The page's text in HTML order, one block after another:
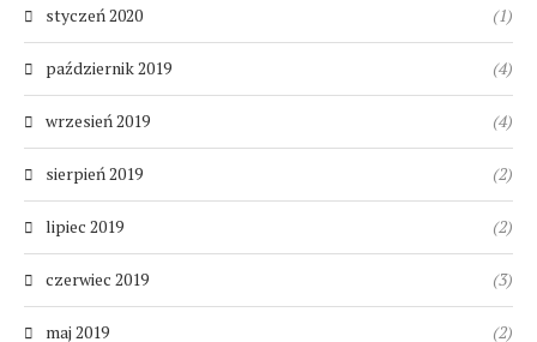
styczeń 2020 (1)
październik 2019 (4)
wrzesień 2019 (4)
sierpień 2019 (2)
lipiec 2019 (2)
czerwiec 2019 (3)
maj 2019 (2)